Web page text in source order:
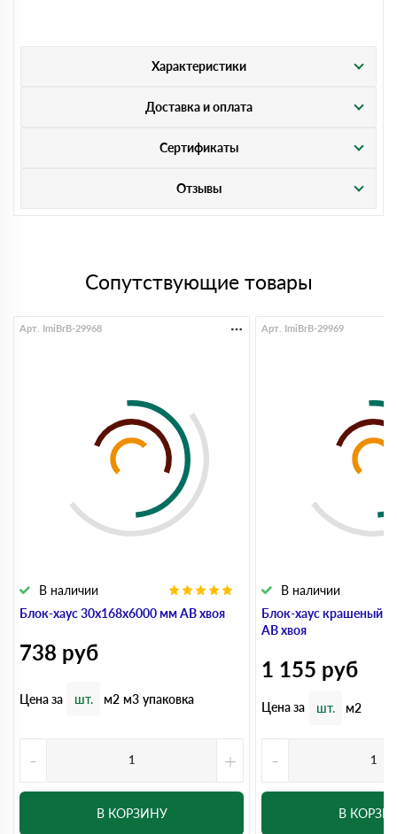
Характеристики
Доставка и оплата
Сертификаты
Отзывы
Сопутствующие товары
Блок-хаус 30x168x6000 мм АВ хвоя
В наличии
Арт. ImiBrB-29968
738 руб
Цена за шт. м2 м3 упаковка
- +
В КОРЗИНУ
Блок-хаус крашеный
АВ хвоя
В наличии
Арт. ImiBrB-29969
1 155 руб
Цена за шт. м2
-
В